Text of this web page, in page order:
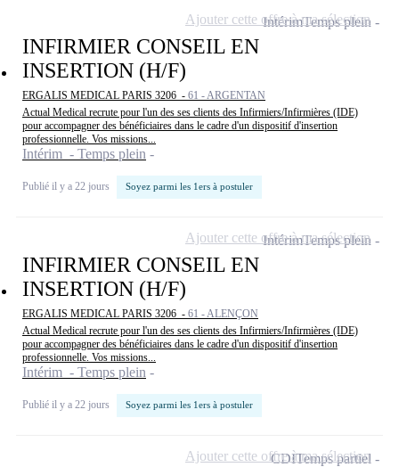
INFIRMIER CONSEIL EN
INSERTION (H/F)
ERGALIS MEDICAL PARIS 3206 - 61 - ARGENTAN
Actual Medical recrute pour l'un des ses clients des Infirmiers/Infirmières (IDE)
pour accompagner des bénéficiaires dans le cadre d'un dispositif d'insertion
professionnelle. Vos missions...
Intérim - Temps plein
Publié il y a 22 jours Soyez parmi les 1ers à postuler
IntérimTemps plein
Ajouter cette offre à ma sélection
INFIRMIER CONSEIL EN
INSERTION (H/F)
ERGALIS MEDICAL PARIS 3206 - 61 - ALENÇON
Actual Medical recrute pour l'un des ses clients des Infirmiers/Infirmières (IDE)
pour accompagner des bénéficiaires dans le cadre d'un dispositif d'insertion
professionnelle. Vos missions...
Intérim - Temps plein
Publié il y a 22 jours Soyez parmi les 1ers à postuler
IntérimTemps plein
Ajouter cette offre à ma sélection
CDITemps partiel
Ajouter cette offre à ma sélection